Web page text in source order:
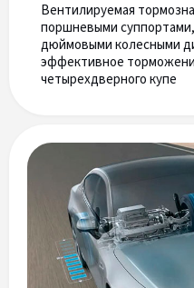
Вентилируемая
поршневыми
дюймовыми колесными
эффективное
четырехдверного купе